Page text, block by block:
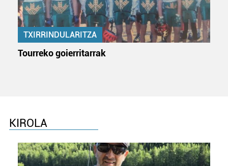
TXIRRINDULARITZA
Tourreko goierritarrak
KIROLA